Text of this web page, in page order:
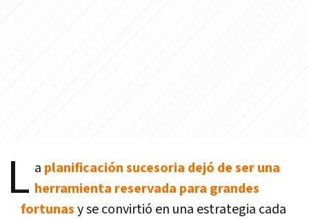
L a planificación sucesoria dejó de ser una
herramienta reservada para grandes
fortunasy se convirtió en una estrategia cada